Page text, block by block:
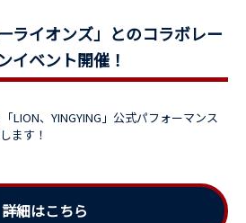
ライオンズ」とのコラボレー
イベント開催！
LION、YINGYING」公式パフォーマンス
ます！
詳細はこちら